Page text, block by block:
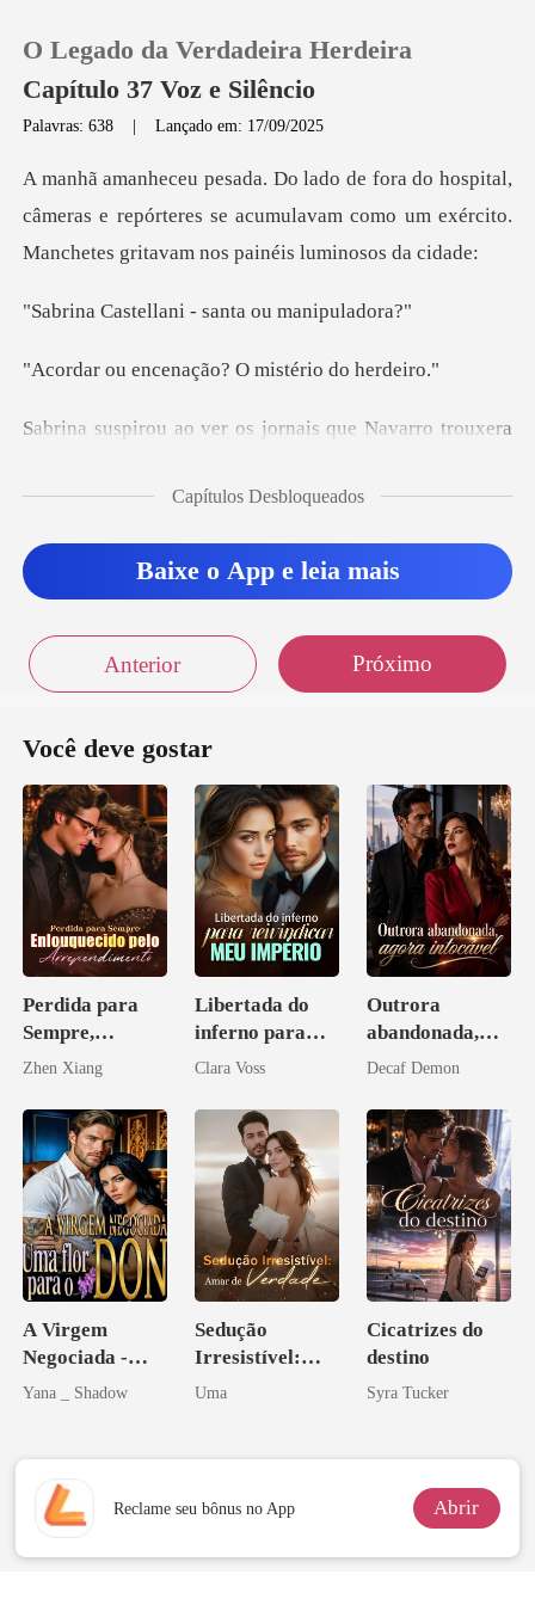
0
Loja
Histórico
O Legado da Verdadeira Herdeira
Capítulo 37 Voz e Silêncio
Palavras: 638 |Lançado em: 17/09/2025
,
câmeras e repórteres se acumulavam como um exército
lani - santa ou
enação? O misté
ais que Navarro trouxera
Capítulos Desbloqueados
Baixe o App e leia mais
Anterior Próximo
Você deve gostar
Perdida para
Sempre,
Enlouquecido
Arrependiment
o
Zhen Xiang
Libertada do
inferno para
reivindicar meu
Clara Voss
Outrora
abandonada,
agora intocável
Decaf Demon
A Virgem
Negociada -
Uma flor para o
Yana _ Shadow
Sedução
Irresistível:
Amar de
Uma
Cicatrizes do
destino
Syra Tucker
Reclame seu bônus no App Abrir